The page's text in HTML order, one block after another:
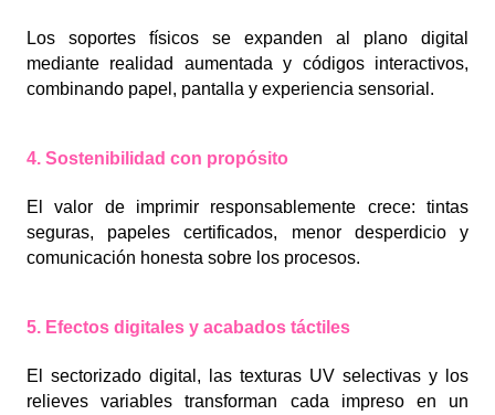
Los soportes físicos se expanden al plano digital
mediante realidad aumentada y códigos interactivos,
combinando papel, pantalla y experiencia sensorial.
4. Sostenibilidad con propósito
El valor de imprimir responsablemente crece: tintas
seguras, papeles certificados, menor desperdicio y
comunicación honesta sobre los procesos.
5. Efectos digitales y acabados táctiles
El sectorizado digital, las texturas UV selectivas y los
relieves variables transforman cada impreso en un